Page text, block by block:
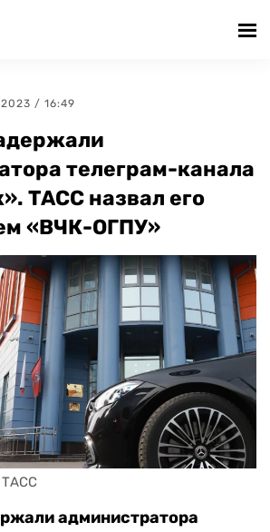
/ 16:49
телеграм-канала
ТАСС назвал его
«ВЧК-ОГПУ»
ТАСС
администратора